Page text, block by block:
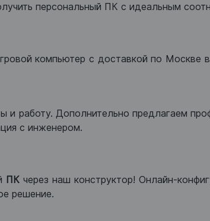
персональный ПК с идеальным
компьютер с доставкой по Москве
работу. Дополнительно предлагаем
с инженером.
ПК через наш конструктор! Онлайн-
решение.